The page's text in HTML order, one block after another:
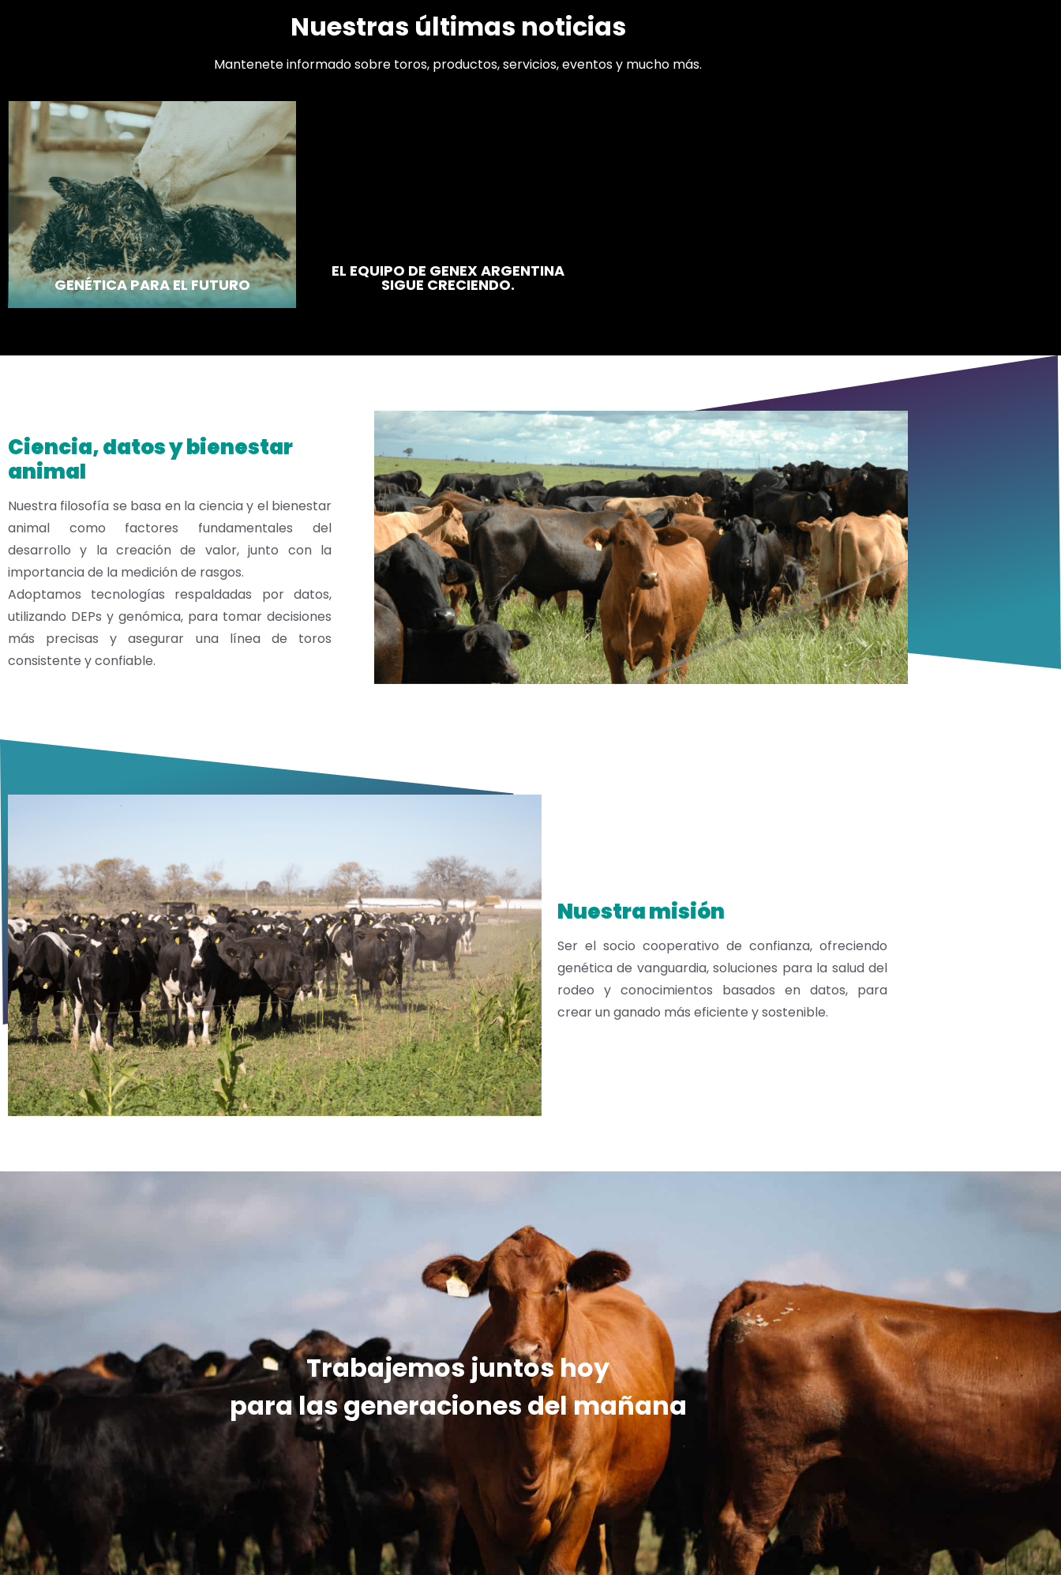
Nuestras últimas noticias
Mantenete informado sobre toros, productos, servicios, eventos y mucho más.
GENÉTICA PARA EL FUTURO
EL EQUIPO DE GENEX ARGENTINA
SIGUE CRECIENDO.
Ciencia, datos y bienestar
animal
Nuestra filosofía se basa en la ciencia y el bienestar
animal como factores fundamentales del
desarrollo y la creación de valor, junto con la
importancia de la medición de rasgos.
Adoptamos tecnologías respaldadas por datos,
utilizando DEPs y genómica, para tomar decisiones
más precisas y asegurar una línea de toros
consistente y confiable.
Nuestra misión
Ser el socio cooperativo de confianza, ofreciendo
genética de vanguardia, soluciones para la salud del
rodeo y conocimientos basados en datos, para
crear un ganado más eficiente y sostenible.
Trabajemos juntos hoy
para las generaciones del mañana